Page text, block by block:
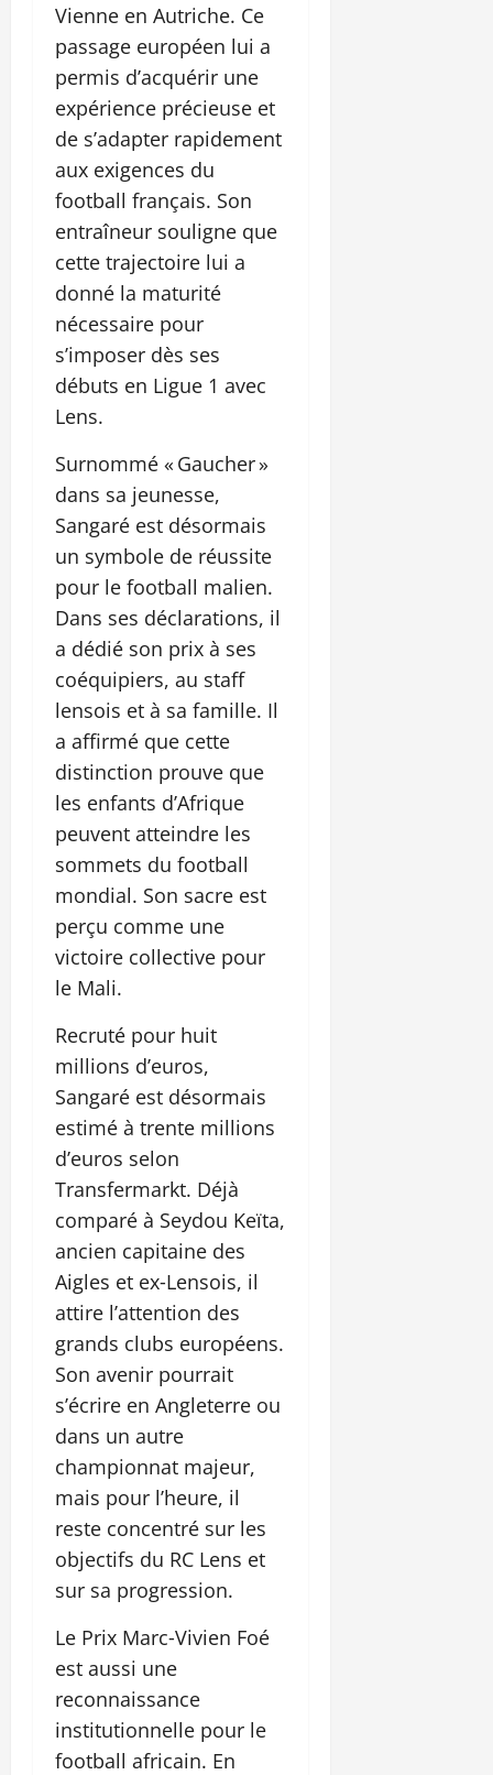
Vienne en Autriche. Ce
passage européen lui a
permis d’acquérir une
expérience précieuse et
de s’adapter rapidement
aux exigences du
football français. Son
entraîneur souligne que
cette trajectoire lui a
donné la maturité
nécessaire pour
s’imposer dès ses
débuts en Ligue 1 avec
Lens.
Surnommé « Gaucher »
dans sa jeunesse,
Sangaré est désormais
un symbole de réussite
pour le football malien.
Dans ses déclarations, il
a dédié son prix à ses
coéquipiers, au staff
lensois et à sa famille. Il
a affirmé que cette
distinction prouve que
les enfants d’Afrique
peuvent atteindre les
sommets du football
mondial. Son sacre est
perçu comme une
victoire collective pour
le Mali.
Recruté pour huit
millions d’euros,
Sangaré est désormais
estimé à trente millions
d’euros selon
Transfermarkt. Déjà
comparé à Seydou Keïta,
ancien capitaine des
Aigles et ex‑Lensois, il
attire l’attention des
grands clubs européens.
Son avenir pourrait
s’écrire en Angleterre ou
dans un autre
championnat majeur,
mais pour l’heure, il
reste concentré sur les
objectifs du RC Lens et
sur sa progression.
Le Prix Marc‑Vivien Foé
est aussi une
reconnaissance
institutionnelle pour le
football africain. En